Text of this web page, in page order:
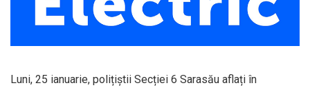
Luni, 25 ianuarie, polițiștii Secției 6 Sarasău aflați în